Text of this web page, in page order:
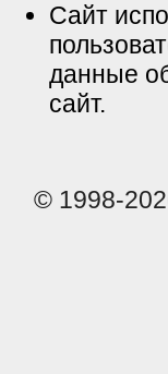
Сайт
данные
сайт.
© 1998-